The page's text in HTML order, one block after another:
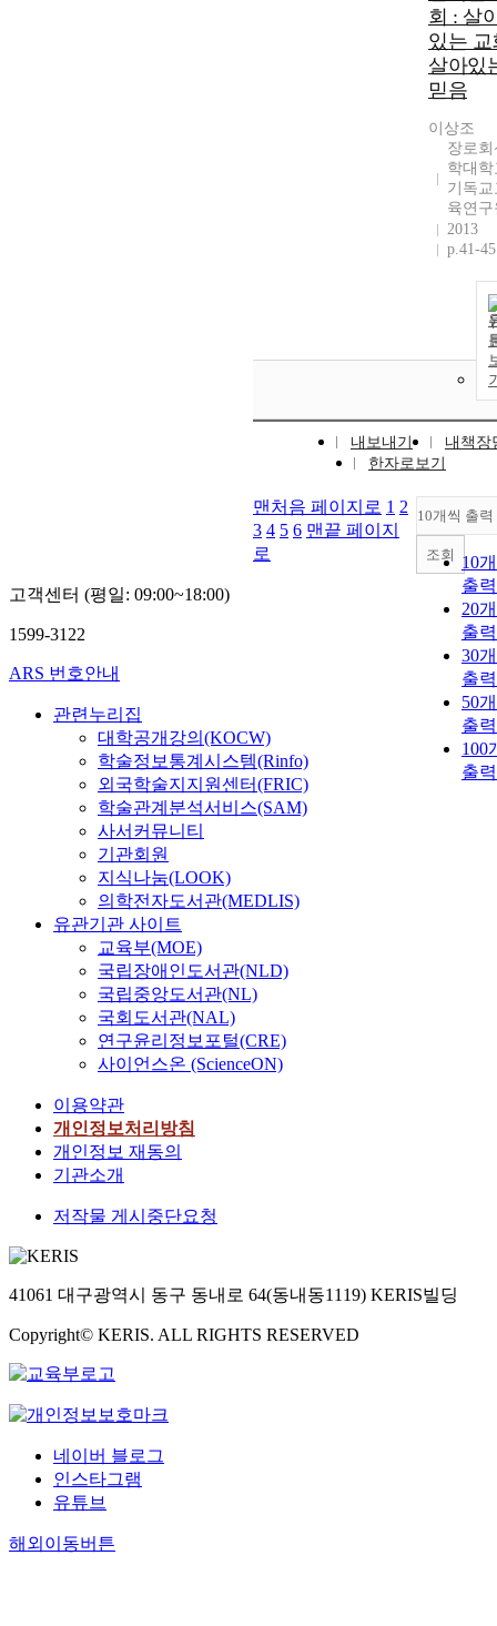
회 : 살
있는 교
살아있
믿음
이상조
장로회
학대학
기독교
육연구
2013
p.41-45
내보내기
내책장
한자로보기
10개씩 출력
10
출력
20
출력
30
출력
50
출력
100
출력
조회
맨처음 페이지로 1 2
3 4 5 6 맨끝 페이지
로
고객센터 (평일: 09:00~18:00)
1599-3122
ARS 번호안내
관련누리집
대학공개강의(KOCW)
학술정보통계시스템(Rinfo)
외국학술지지원센터(FRIC)
학술관계분석서비스(SAM)
사서커뮤니티
기관회원
지식나눔(LOOK)
의학전자도서관(MEDLIS)
유관기관 사이트
교육부(MOE)
국립장애인도서관(NLD)
국립중앙도서관(NL)
국회도서관(NAL)
연구윤리정보포털(CRE)
사이언스온 (ScienceON)
이용약관
개인정보처리방침
개인정보 재동의
기관소개
저작물 게시중단요청
41061 대구광역시 동구 동내로 64(동내동1119) KERIS빌딩
Copyright© KERIS. ALL RIGHTS RESERVED
네이버 블로그
인스타그램
유튜브
해외이동버튼